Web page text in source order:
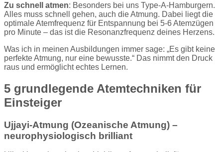
Zu schnell atmen: Besonders bei uns Type-A-Hamburgern.
Alles muss schnell gehen, auch die Atmung. Dabei liegt die
optimale Atemfrequenz für Entspannung bei 5-6 Atemzügen
pro Minute – das ist die Resonanzfrequenz deines Herzens.
Was ich in meinen Ausbildungen immer sage: „Es gibt keine
perfekte Atmung, nur eine bewusste.“ Das nimmt den Druck
raus und ermöglicht echtes Lernen.
5 grundlegende Atemtechniken für
Einsteiger
Ujjayi-Atmung (Ozeanische Atmung) –
neurophysiologisch brilliant